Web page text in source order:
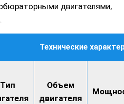
двигателями,
Технические
Тип
Объем
двигателя